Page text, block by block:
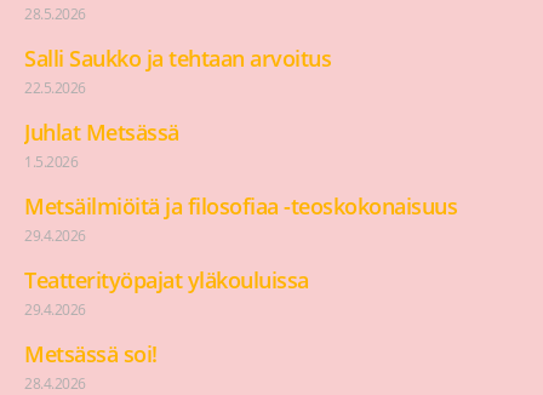
28.5.2026
Salli Saukko ja tehtaan arvoitus
22.5.2026
Juhlat Metsässä
1.5.2026
Metsäilmiöitä ja filosofiaa -teoskokonaisuus
29.4.2026
Teatterityöpajat yläkouluissa
29.4.2026
Metsässä soi!
28.4.2026